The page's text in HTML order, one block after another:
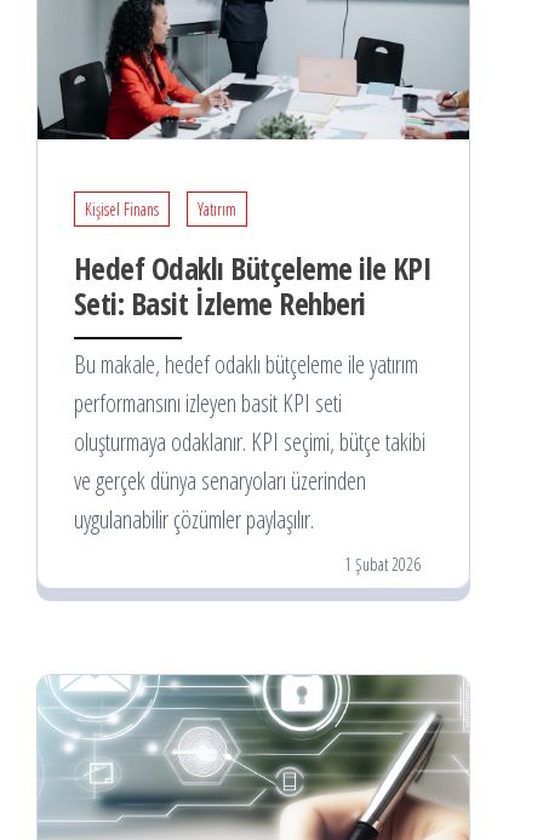
Kişisel Finans Yatırım
Hedef Odaklı Bütçeleme ile KPI
Seti: Basit İzleme Rehberi
Bu makale, hedef odaklı bütçeleme ile yatırım
performansını izleyen basit KPI seti
oluşturmaya odaklanır. KPI seçimi, bütçe takibi
ve gerçek dünya senaryoları üzerinden
uygulanabilir çözümler paylaşılır.
1 Şubat 2026